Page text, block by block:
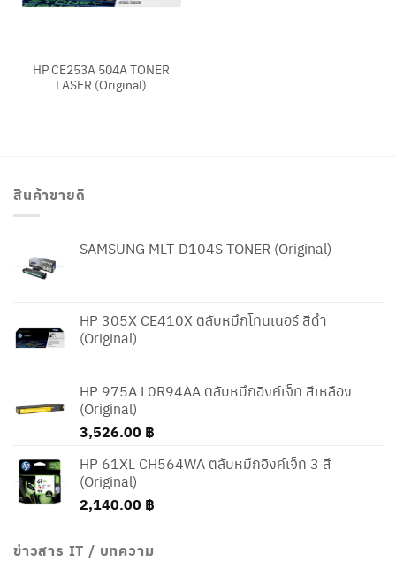
HP CE253A 504A TONER
LASER (Original)
สินค้าขายดี
SAMSUNG MLT-D104S TONER (Original)
HP 305X CE410X ตลับหมึกโทนเนอร์ สีดำ
(Original)
HP 975A L0R94AA ตลับหมึกอิงค์เจ็ท สีเหลือง
(Original)
3,526.00 ฿
HP 61XL CH564WA ตลับหมึกอิงค์เจ็ท 3 สี
(Original)
2,140.00 ฿
ข่าวสาร IT / บทความ